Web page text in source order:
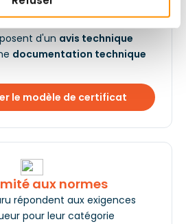
Sécurité
d'un avis technique
documentation technique
le modèle de certificat
aux normes
répondent aux exigences
pour leur catégorie